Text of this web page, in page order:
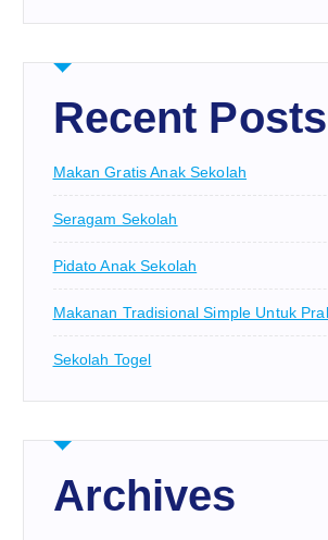
Recent Posts
Makan Gratis Anak Sekolah
Seragam Sekolah
Pidato Anak Sekolah
Makanan Tradisional Simple Untuk
Sekolah Togel
Archives